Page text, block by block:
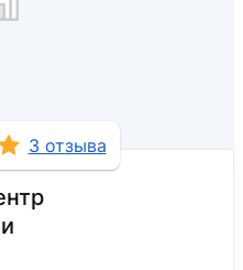
3 отзыва